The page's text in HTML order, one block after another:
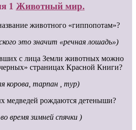
1 Животный мир.
животного «гиппопотам»?
это значит «речная лошадь»)
с лица Земли животных можно
страницах Красной Книги?
корова, тарпан , тур)
медведей рождаются детеныши?
время зимней спячки )